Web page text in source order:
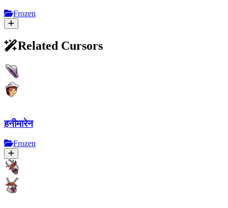
Frozen
Related Cursors
हनीमारेन
Frozen